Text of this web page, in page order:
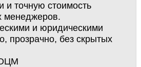
и точную стоимость
менеджеров.
и юридическими
прозрачно, без скрытых